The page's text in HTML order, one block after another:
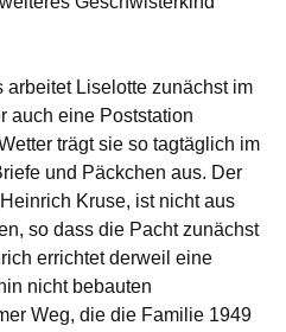
Liselotte zunächst im
auch eine Poststation
trägt sie so tagtäglich im
und Päckchen aus. Der
Kruse, ist nicht aus
so dass die Pacht zunächst
errichtet derweil eine
nicht bebauten
Weg, die die Familie 1949